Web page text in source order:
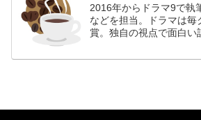
2016年からドラマ9で執
などを担当。ドラマは毎
賞。独自の視点で面白い